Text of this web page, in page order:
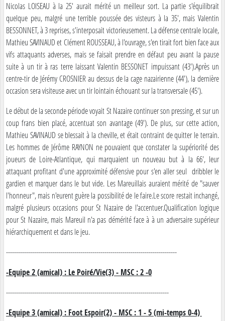
Nicolas LOISEAU à la 25' aurait mérité un meilleur sort. La partie s'équilibrait
quelque peu, malgré une terrible poussée des visteurs à la 35', mais Valentin
BESSONNET, à 3 reprises, s'interposait victorieusement. La défense centrale locale,
Mathieu SAVINAUD et Clément ROUSSEAU, à l'ouvrage, s'en tirait fort bien face aux
vifs attaquants adverses, mais se faisait prendre en défaut peu avant la pause
suite à un tir à ras terre laissant Valentin BESSONET impuissant (43').Après un
centre-tir de Jérémy CROSNIER au dessus de la cage nazairienne (44'), la dernière
occasion sera visiteuse avec un tir lointain échouant sur la transversale (45').
Le début de la seconde période voyait St Nazaire continuer son pressing, et sur un
coup frans bien placé, accentuat son avantage (49'). De plus, sur cette action,
Mathieu SAVINAUD se blessait à la cheville, et était contraint de quitter le terrain.
Les hommes de Jérôme RAYNON ne pouvaient que constater la supériorité des
joueurs de Loire-Atlantique, qui marquaient un nouveau but à la 66', leur
attaquant profitant d'une approximité défensive pour s'en aller seul dribbler le
gardien et marquer dans le but vide. Les Mareuillais auraient mérité de "sauver
l'honneur", mais n'eurent guère la possibilité de le faire.Le score restait inchangé,
malgré plusieurs occasions pour St Nazaire de l'accentuer.Qualification logique
pour St Nazaire, mais Mareuil n'a pas démérité face à à un adversaire supérieur
hiérarchiquement et dans le jeu.
-------------------------------------------------------------------------------------
-Equipe 2 (amical) : Le Poiré/Vie(3) - MSC : 2 -0
---------------------------------------------------------------------------------
-Equipe 3 (amical) : Foot Espoir(2) - MSC : 1 - 5 (mi-temps 0-4)